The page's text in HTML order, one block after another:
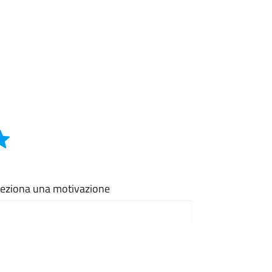
una motivazione